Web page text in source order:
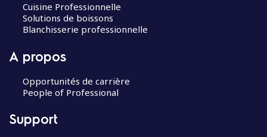
Cuisine Professionnelle
Solutions de boissons
Blanchisserie professionnelle
A propos
Opportunités de carrière
People of Professional
Support